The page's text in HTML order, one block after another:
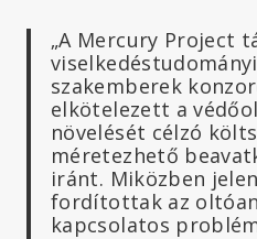
„A Mercury Project
szakemberek
elkötelezett a
növelését célzó
méretezhető
iránt. Miközben
fordítottak az
kapcsolatos